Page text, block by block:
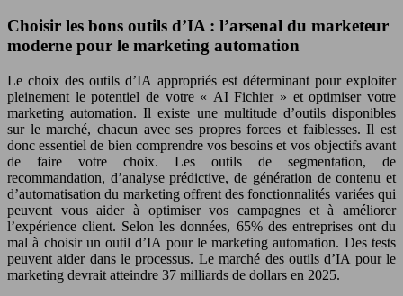
Choisir les bons outils d’IA : l’arsenal du marketeur
moderne pour le marketing automation
Le choix des outils d’IA appropriés est déterminant pour exploiter
pleinement le potentiel de votre « AI Fichier » et optimiser votre
marketing automation. Il existe une multitude d’outils disponibles
sur le marché, chacun avec ses propres forces et faiblesses. Il est
donc essentiel de bien comprendre vos besoins et vos objectifs avant
de faire votre choix. Les outils de segmentation, de
recommandation, d’analyse prédictive, de génération de contenu et
d’automatisation du marketing offrent des fonctionnalités variées qui
peuvent vous aider à optimiser vos campagnes et à améliorer
l’expérience client. Selon les données, 65% des entreprises ont du
mal à choisir un outil d’IA pour le marketing automation. Des tests
peuvent aider dans le processus. Le marché des outils d’IA pour le
marketing devrait atteindre 37 milliards de dollars en 2025.